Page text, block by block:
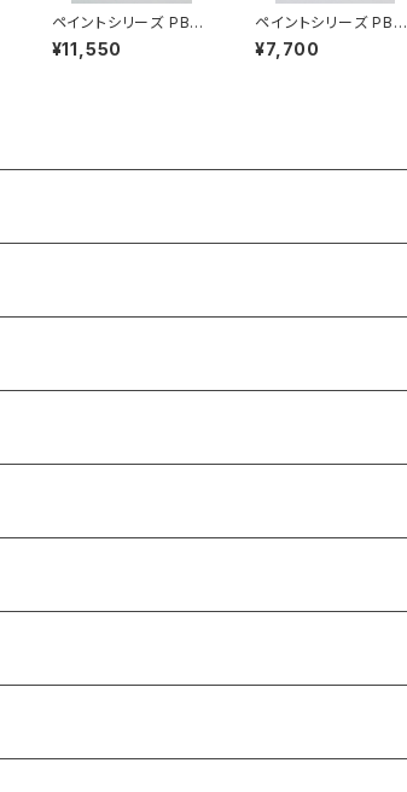
ペイントシリーズ PB-
ML25005
¥11,550
ペイントシリーズ PB-S
S25001
¥7,700